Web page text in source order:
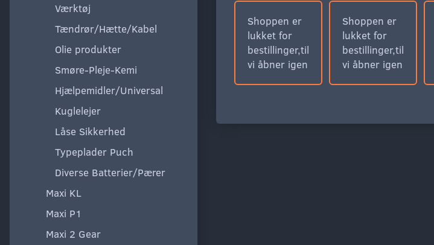
Værktøj
Tændrør/Hætte/Kabel
Olie produkter
Smøre-Pleje-Kemi
Hjælpemidler/Universal
Kuglelejer
Låse Sikkerhed
Typeplader Puch
Diverse Batterier/Pærer
Maxi KL
Maxi P1
Maxi 2 Gear
Shoppen er
lukket for
bestillinger,til
vi åbner igen
Shoppen er
lukket for
bestillinger,til
vi åbner igen